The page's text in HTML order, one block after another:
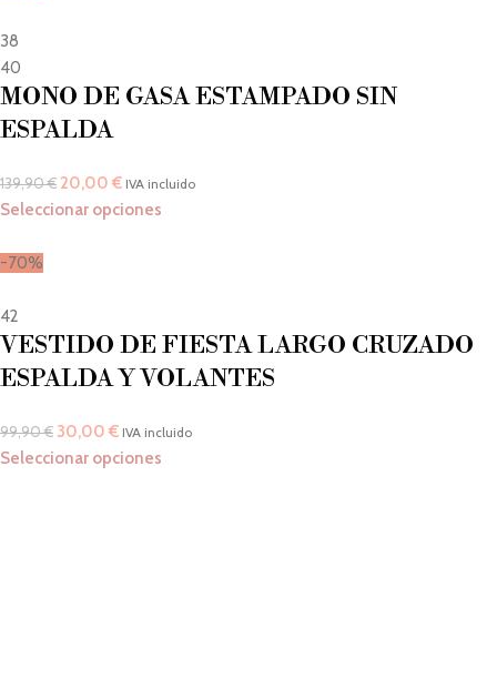
38
40
MONO DE GASA ESTAMPADO SIN
ESPALDA
139,90€ 20,00 € IVA incluido
Seleccionar opciones
-70%
42
VESTIDO DE FIESTA LARGO CRUZADO
ESPALDA Y VOLANTES
99,90€ 30,00 € IVA incluido
Seleccionar opciones